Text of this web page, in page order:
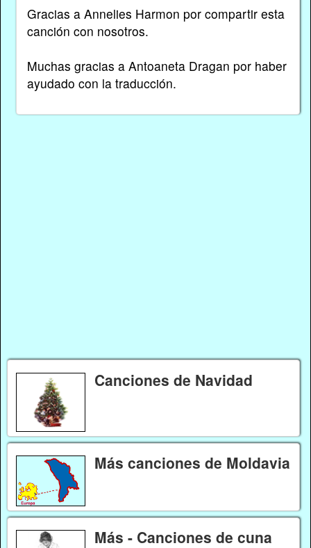
Gracias a Annelies Harmon por compartir esta
canción con nosotros.
Muchas gracias a Antoaneta Dragan por haber
ayudado con la traducción.
Canciones de Navidad
Más canciones de Moldavia
Más - Canciones de cuna